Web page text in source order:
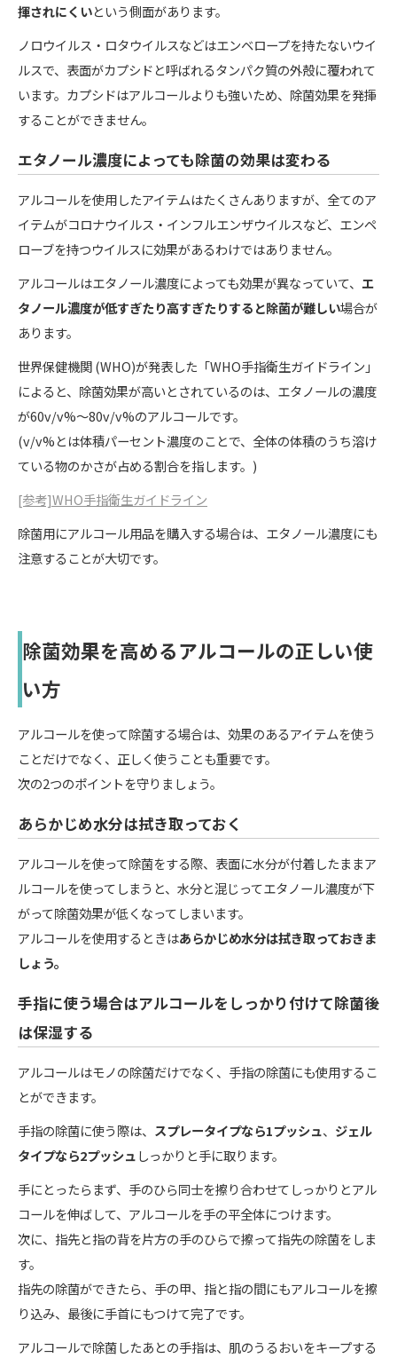
揮されにくいという側面があります。
ノロウイルス・ロタウイルスなどはエンベロープを持たないウイ
ルスで、表面がカプシドと呼ばれるタンパク質の外殻に覆われて
います。カプシドはアルコールよりも強いため、除菌効果を発揮
することができません。
エタノール濃度によっても除菌の効果は変わる
アルコールを使用したアイテムはたくさんありますが、全てのア
イテムがコロナウイルス・インフルエンザウイルスなど、エンペ
ローブを持つウイルスに効果があるわけではありません。
アルコールはエタノール濃度によっても効果が異なっていて、 エ
タノール濃度が低すぎたり高すぎたりすると除菌が難しい場合が
あります。
世界保健機関 (WHO)が発表した「WHO手指衛生ガイドライン」
によると、除菌効果が高いとされているのは、エタノールの濃度
が60v/v%〜80v/v%のアルコールです。
(v/v%とは体積パーセント濃度のことで、全体の体積のうち溶け
ている物のかさが占める割合を指します。)
[参考]WHO手指衛生ガイドライン
除菌用にアルコール用品を購入する場合は、エタノール濃度にも
注意することが大切です。
除菌効果を高めるアルコールの正しい使
い方
アルコールを使って除菌する場合は、効果のあるアイテムを使う
ことだけでなく、正しく使うことも重要です。
次の2つのポイントを守りましょう。
あらかじめ水分は拭き取っておく
アルコールを使って除菌をする際、表面に水分が付着したままア
ルコールを使ってしまうと、水分と混じってエタノール濃度が下
がって除菌効果が低くなってしまいます。
アルコールを使用するときはあらかじめ水分は拭き取っておきま
しょう。
手指に使う場合はアルコールをしっかり付けて除菌後
は保湿する
アルコールはモノの除菌だけでなく、手指の除菌にも使用するこ
とができます。
手指の除菌に使う際は、 スプレータイプなら1プッシュ、 ジェル
タイプなら2プッシュしっかりと手に取ります。
手にとったらまず、手のひら同士を擦り合わせてしっかりとアル
コールを伸ばして、アルコールを手の平全体につけます。
次に、指先と指の背を片方の手のひらで擦って指先の除菌をしま
す。
指先の除菌ができたら、手の甲、指と指の間にもアルコールを擦
り込み、最後に手首にもつけて完了です。
アルコールで除菌したあとの手指は、肌のうるおいをキープする